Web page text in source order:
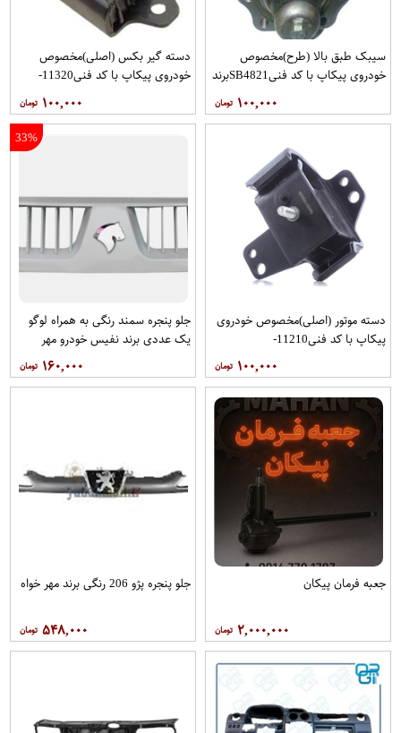
سیبک طبق بالا (طرح)مخصوص
خودروی پیکاپ با کد فنیSB4821برند
۱۰۰,۰۰۰
دسته گیر بکس (اصلی)مخصوص
خودروی پیکاپ با کد فنی11320-
۱۰۰,۰۰۰
دسته موتور (اصلی)مخصوص خودروی
پیکاپ با کد فنی11210-
۱۰۰,۰۰۰
33%
جلو پنجره سمند رنگی به همراه لوگو
یک عددی برند نفیس خودرو مهر
۱۶۰,۰۰۰
جعبه فرمان پیکان
۲,۰۰۰,۰۰۰
جلو پنجره پژو 206 رنگی برند مهر خواه
۵۴۸,۰۰۰